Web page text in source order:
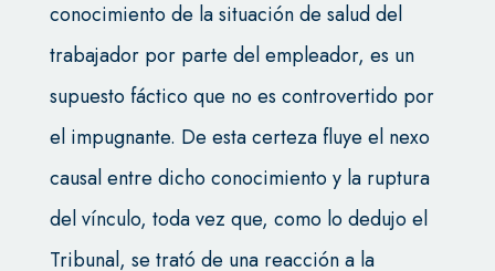
conocimiento de la situación de salud del
trabajador por parte del empleador, es un
supuesto fáctico que no es controvertido por
el impugnante. De esta certeza fluye el nexo
causal entre dicho conocimiento y la ruptura
del vínculo, toda vez que, como lo dedujo el
Tribunal, se trató de una reacción a la